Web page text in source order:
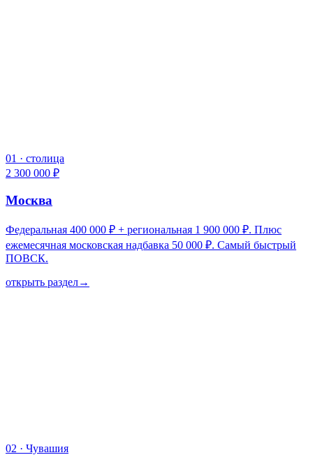
01 · столица
2 300 000 ₽
Москва
Федеральная 400 000 ₽ + региональная 1 900 000 ₽. Плюс
ежемесячная московская надбавка 50 000 ₽. Самый быстрый
ПОВСК.
открыть раздел→
02 · Чувашия